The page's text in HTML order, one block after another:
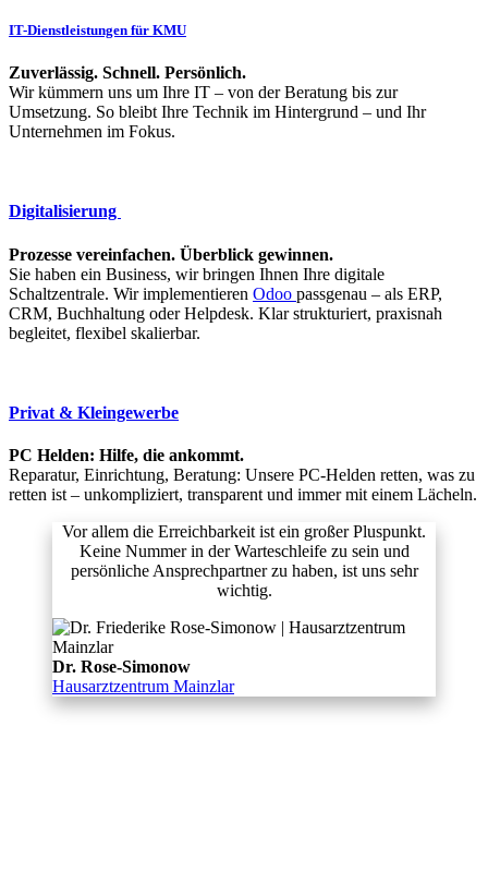
IT-Dienstleistungen für KMU
Zuverlässig. Schnell. Persönlich.
Wir kümmern uns um Ihre IT – von der Beratung bis zur
Umsetzung. So bleibt Ihre Technik im Hintergrund – und Ihr
Unternehmen im Fokus.
Digitalisierung
Prozesse vereinfachen. Überblick gewinnen.
Sie haben ein Business, wir bringen Ihnen Ihre digitale
Schaltzentrale. Wir implementieren Odoo passgenau – als ERP,
CRM, Buchhaltung oder Helpdesk. Klar strukturiert, praxisnah
begleitet, flexibel skalierbar.
Privat & Kleingewerbe
PC Helden: Hilfe, die ankommt.
Reparatur, Einrichtung, Beratung: Unsere PC-Helden retten, was zu
retten ist – unkompliziert, transparent und immer mit einem Lächeln.
Vor allem die Erreichbarkeit ist ein großer Pluspunkt.
Keine Nummer in der Warteschleife zu sein und
persönliche Ansprechpartner zu haben, ist uns sehr
wichtig.
Dr. Rose-Simonow
Hausarztzentrum Mainzlar